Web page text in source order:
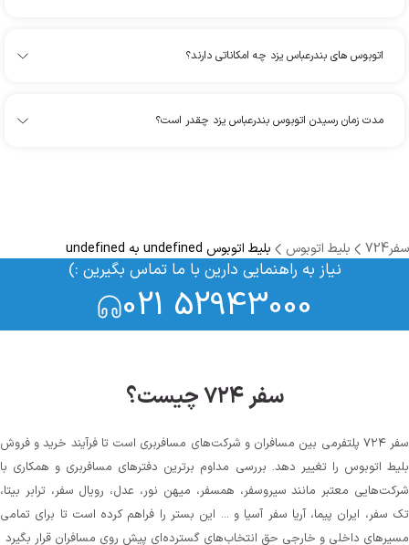
اتوبوس های بندرعباس یزد چه امکاناتی دارند؟
مدت زمان رسیدن اتوبوس بندرعباس یزد چقدر است؟
سفر724 بلیط اتوبوس بلیط اتوبوس undefined به undefined
نیاز به راهنمایی دارین با ما تماس بگیرین :)
021 52943000
سفر ۷۲۴ چیست؟
سفر ۷۲۴ پلتفرمی بین مسافران و شرکت‌های مسافربری است تا فرآیند خرید و فروش
بلیط اتوبوس را تغییر دهد. بررسی مداوم برترین دفترهای مسافربری و همکاری با
شرکت‌هایی معتبر مانند سیروسفر، همسفر، میهن‌ نور، عدل، رویال سفر، ترابر بیتا،
تک سفر، ایران پیما، آریا سفر آسیا و ... این بستر را فراهم کرده است تا برای تمامی
مسیرهای داخلی و خارجی حق انتخاب‌های گسترده‌ای پیش روی مسافران قرار بگیرد